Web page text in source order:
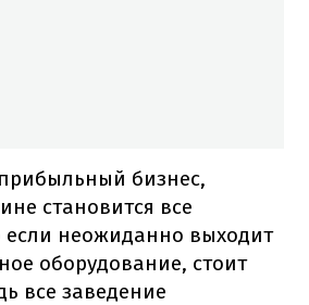
бизнес,
становится все
если неожиданно выходит
оборудование, стоит
все заведение